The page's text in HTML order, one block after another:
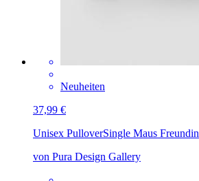
Neuheiten
37,99 €
Unisex PulloverSingle Maus Freundin
von Pura Design Gallery